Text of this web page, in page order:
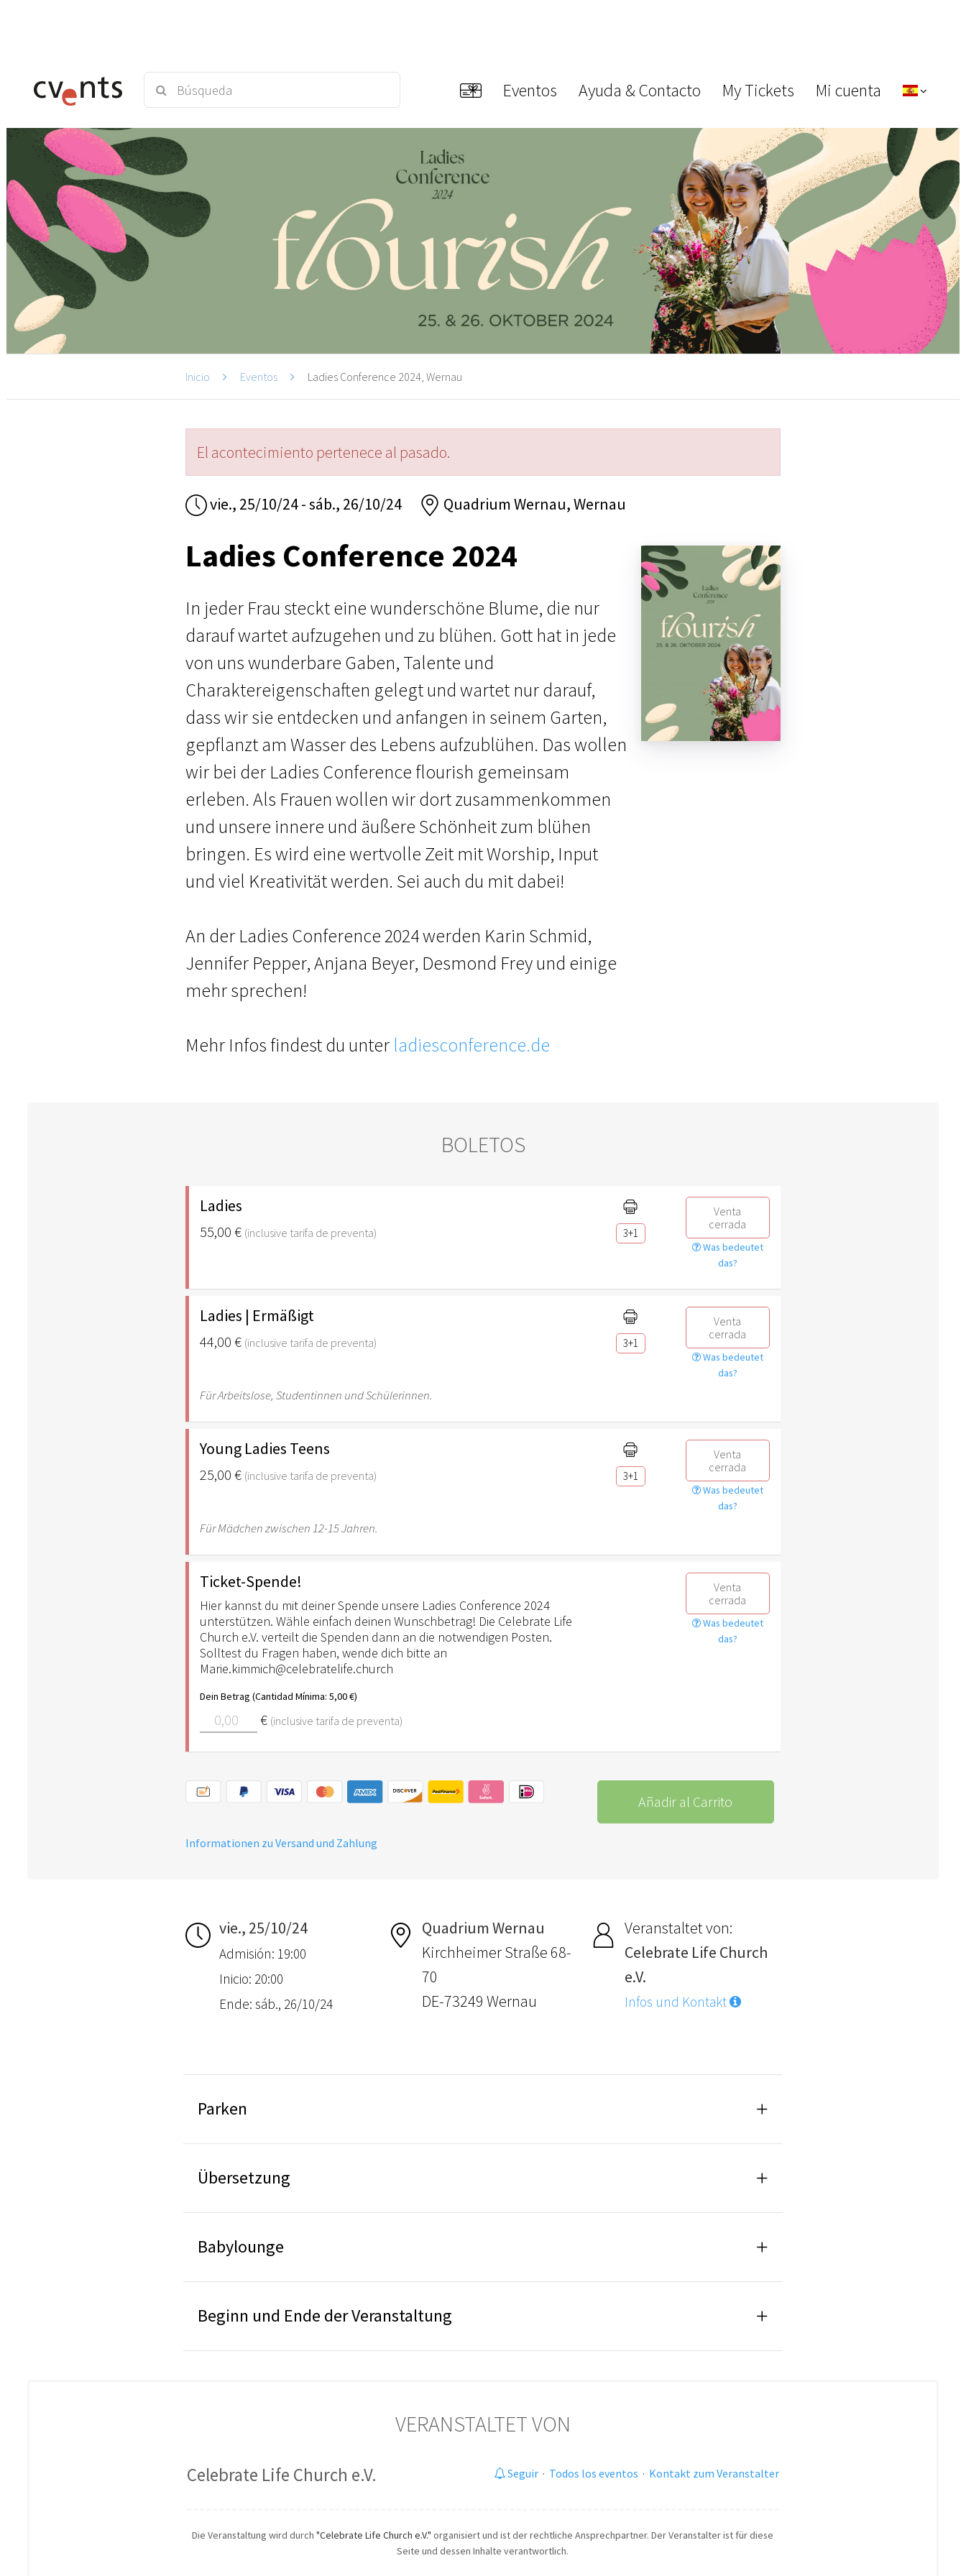
Eventos Ayuda & Contacto My Tickets Mi cuenta
Inicio Eventos Ladies Conference 2024, Wernau
El acontecimiento pertenece al pasado.
vie., 25/10/24 - sáb., 26/10/24 Quadrium Wernau, Wernau
Ladies Conference 2024
In jeder Frau steckt eine wunderschöne Blume, die nur
darauf wartet aufzugehen und zu blühen. Gott hat in jede
von uns wunderbare Gaben, Talente und
Charaktereigenschaften gelegt und wartet nur darauf,
dass wir sie entdecken und anfangen in seinem Garten,
gepflanzt am Wasser des Lebens aufzublühen. Das wollen
wir bei der Ladies Conference flourish gemeinsam
erleben. Als Frauen wollen wir dort zusammenkommen
und unsere innere und äußere Schönheit zum blühen
bringen. Es wird eine wertvolle Zeit mit Worship, Input
und viel Kreativität werden. Sei auch du mit dabei!
An der Ladies Conference 2024 werden Karin Schmid,
Jennifer Pepper, Anjana Beyer, Desmond Frey und einige
mehr sprechen!
Mehr Infos findest du unter ladiesconference.de
BOLETOS
Ladies
55,00 € (inclusive tarifa de preventa) 3+1
Venta
cerrada
Was bedeutet
das?
Ladies | Ermäßigt
44,00 € (inclusive tarifa de preventa) 3+1
Venta
cerrada
Was bedeutet
das?
Für Arbeitslose, Studentinnen und Schülerinnen.
Young Ladies Teens
25,00 € (inclusive tarifa de preventa) 3+1
Venta
cerrada
Was bedeutet
das?
Für Mädchen zwischen 12-15 Jahren.
Ticket-Spende!
Hier kannst du mit deiner Spende unsere Ladies Conference 2024
unterstützen. Wähle einfach deinen Wunschbetrag! Die Celebrate Life
Church e.V. verteilt die Spenden dann an die notwendigen Posten.
Solltest du Fragen haben, wende dich bitte an
Marie.kimmich@celebratelife.church
Dein Betrag (Cantidad Mínima: 5,00 €)
€ (inclusive tarifa de preventa)
Venta
cerrada
Was bedeutet
das?
Añadir al Carrito
Informationen zu Versand und Zahlung
vie., 25/10/24
Admisión: 19:00
Inicio: 20:00
Ende: sáb., 26/10/24
Quadrium Wernau
Kirchheimer Straße 68-
70
DE-73249 Wernau
Veranstaltet von:
Celebrate Life Church
e.V.
Infos und Kontakt
Parken
Übersetzung
Babylounge
Beginn und Ende der Veranstaltung
VERANSTALTET VON
Celebrate Life Church e.V. Seguir· Todos los eventos · Kontakt zum Veranstalter
Die Veranstaltung wird durch"Celebrate Life Church e.V." organisiert und ist der rechtliche Ansprechpartner. Der Veranstalter ist für diese
Seite und dessen Inhalte verantwortlich.